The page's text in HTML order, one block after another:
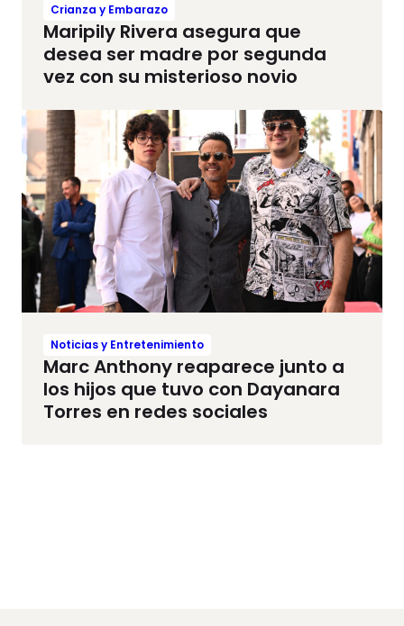
Crianza y Embarazo
Maripily Rivera asegura que
desea ser madre por segunda
vez con su misterioso novio
Noticias y Entretenimiento
Marc Anthony reaparece junto a
los hijos que tuvo con Dayanara
Torres en redes sociales